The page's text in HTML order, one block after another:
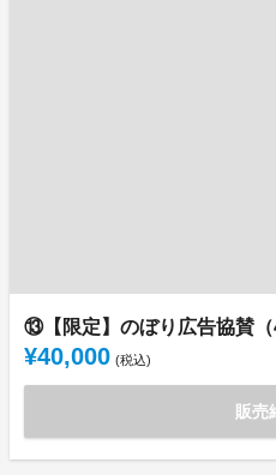
⑬【限定】のぼり広告協賛（
¥40,000 (税込)
販売